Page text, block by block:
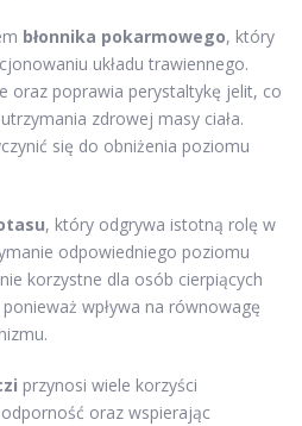
błonnika pokarmowego, który
układu trawiennego.
oraz poprawia perystaltykę jelit, co
zdrowej masy ciała.
się do obniżenia poziomu
, który odgrywa istotną rolę w
odpowiedniego poziomu
korzystne dla osób cierpiących
ponieważ wpływa na równowagę
przynosi wiele korzyści
oraz wspierając